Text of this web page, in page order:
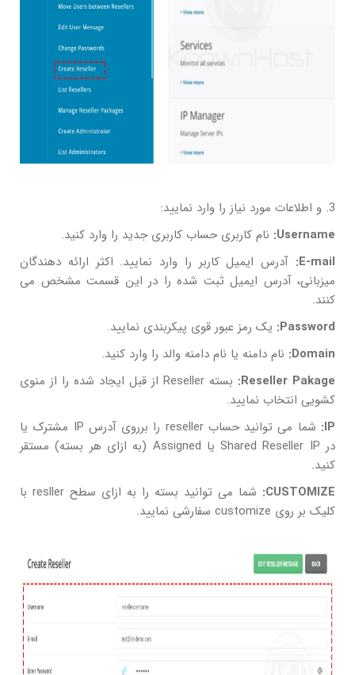
3. و اطلاعات مورد نیاز را وارد نمایید:
Username: نام کاربری حساب کاربری جدید را وارد کنید.
E-mail: آدرس ایمیل کاربر را وارد نمایید. اکثر ارائه دهندگان
میزبانی، آدرس ایمیل ثبت شده را در این قسمت مشخص می
کنند.
Password: یک رمز عبور قوی پیکربندی نمایید.
Domain: نام دامنه یا نام دامنه والد را وارد کنید.
Reseller Pakage:
بسته Reseller از قبل ایجاد شده را از منوی
کشویی انتخاب نمایید.
IP:
شما می توانید حساب reseller را برروی آدرس IP مشترک یا
در Shared Reseller IP یا Assigned (به ازای هر بسته) مستقر
کنید.
CUSTOMIZE:
شما می توانید بسته را به ازای سطح resller با
کلیک بر روی customize سفارشی نمایید.